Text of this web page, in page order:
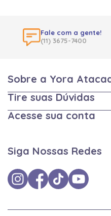
Fale com a gente!
(11) 3675-7400
Sobre a Yora
Tire suas Dúvidas
Acesse sua conta
Siga Nossas Redes